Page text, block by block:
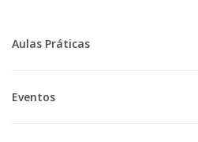
Aulas Práticas
Eventos